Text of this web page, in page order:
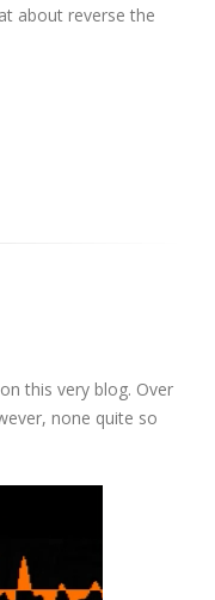
about reverse the
this very blog. Over
none quite so